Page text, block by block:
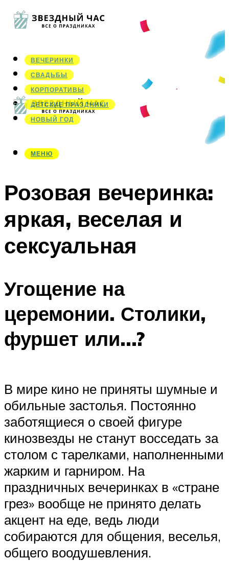
ВЕЧЕРИНКИ
СВАДЬБЫ
КОРПОРАТИВЫ
ДЕТСКИЕ ПРАЗДНИКИ
НОВЫЙ ГОД
МЕНЮ
МЕНЮ
Розовая вечеринка:
яркая, веселая и
сексуальная
Угощение на
церемонии. Столики,
фуршет или…?
В мире кино не приняты шумные и
обильные застолья. Постоянно
заботящиеся о своей фигуре
кинозвезды не станут восседать за
столом с тарелками, наполненными
жарким и гарниром. На
праздничных вечеринках в «стране
грез» вообще не принято делать
акцент на еде, ведь люди
собираются для общения, веселья,
общего воодушевления.